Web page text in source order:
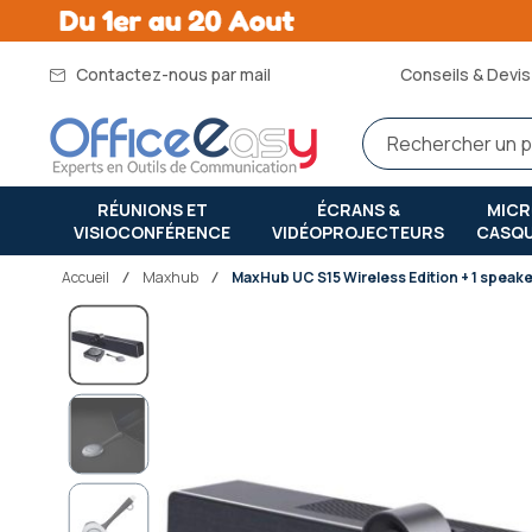
Contactez-nous par mail Conseils &
RÉUNIONS ET
VISIOCONFÉRENCE
ÉCRANS &
VIDÉOPROJECTEURS
Accueil maxhub MaxHub UC S15 Wireless Edition + 1
Passer
fin
de
galerie
d’images